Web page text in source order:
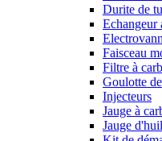
Durite de
Echangeur
Faisceau
Filtre à
Goulotte
Injecteurs
Jauge à
Jauge